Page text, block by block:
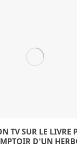
TV SUR LE LIVRE
D'UN